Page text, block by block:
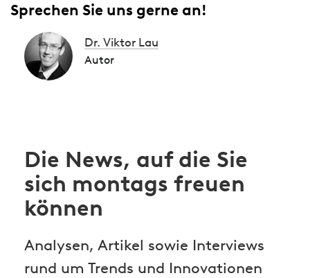
Sprechen Sie uns gerne an!
Dr. Viktor Lau
Autor
Die News, auf die Sie
sich montags freuen
können
Analysen, Artikel sowie Interviews
rund um Trends und Innovationen